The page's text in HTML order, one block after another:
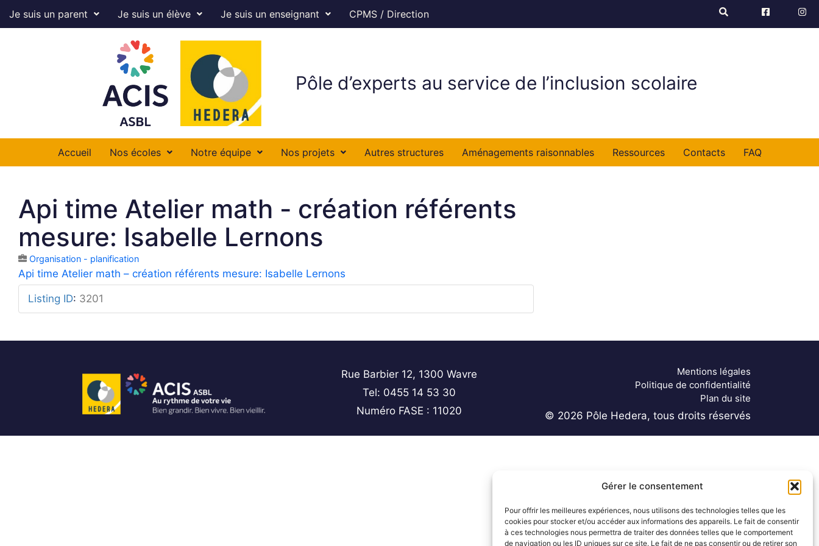
Gérer le consentement
Pour offrir les meilleures expériences, nous utilisons des technologies telles que les
cookies pour stocker et/ou accéder aux informations des appareils. Le fait de consentir
à ces technologies nous permettra de traiter des données telles que le comportement
de navigation ou les ID uniques sur ce site. Le fait de ne pas consentir ou de retirer son
Je suis un parent Je suis un élève Je suis un enseignant CPMS / Direction
Pôle d’experts au service de l’inclusion scolaire
Accueil Nos écoles Notre équipe Nos projets Autres structures Aménagements raisonnables Ressources Contacts FAQ
Api time Atelier math - création référents
mesure: Isabelle Lernons
Organisation - planification
Api time Atelier math – création référents mesure: Isabelle Lernons
Listing ID: 3201
Rue Barbier 12, 1300 Wavre
Tel: 0455 14 53 30
Numéro FASE : 11020
Mentions légales
Politique de confidentialité
Plan du site
© 2026 Pôle Hedera, tous droits réservés